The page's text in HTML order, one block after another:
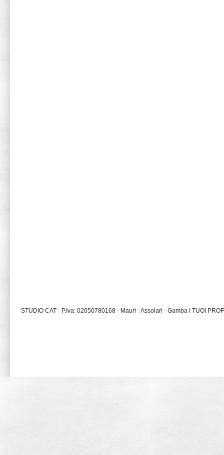
STUDIO CAT - P.Iva: 02050780168 - Mauri - Assolari - Gamba I TUOI